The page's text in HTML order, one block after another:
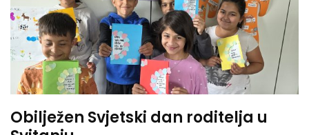
Obilježen Svjetski dan roditelja u